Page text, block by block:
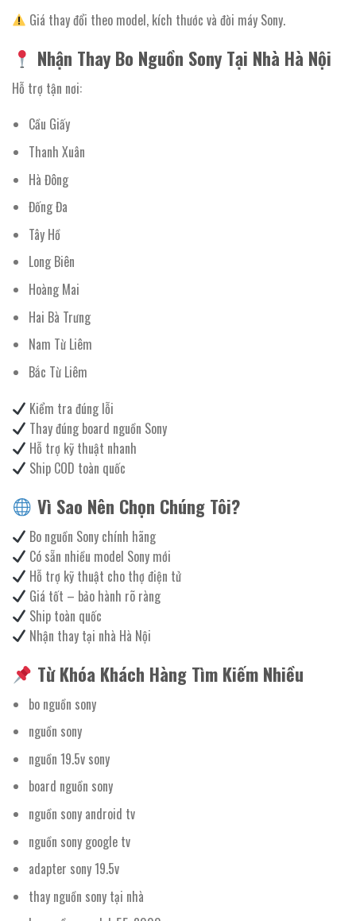
Giá thay đổi theo model, kích thước và đời máy Sony.
Nhận Thay Bo Nguồn Sony Tại Nhà Hà Nội
Hỗ trợ tận nơi:
Cầu Giấy
Thanh Xuân
Hà Đông
Đống Đa
Tây Hồ
Long Biên
Hoàng Mai
Hai Bà Trưng
Nam Từ Liêm
Bắc Từ Liêm
Kiểm tra đúng lỗi
Thay đúng board nguồn Sony
Hỗ trợ kỹ thuật nhanh
Ship COD toàn quốc
Vì Sao Nên Chọn Chúng Tôi?
Bo nguồn Sony chính hãng
Có sẵn nhiều model Sony mới
Hỗ trợ kỹ thuật cho thợ điện tử
Giá tốt – bảo hành rõ ràng
Ship toàn quốc
Nhận thay tại nhà Hà Nội
Từ Khóa Khách Hàng Tìm Kiếm Nhiều
bo nguồn sony
nguồn sony
nguồn 19.5v sony
board nguồn sony
nguồn sony android tv
nguồn sony google tv
adapter sony 19.5v
thay nguồn sony tại nhà